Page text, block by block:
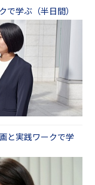
で学ぶ（半日間）
と実践ワークで学